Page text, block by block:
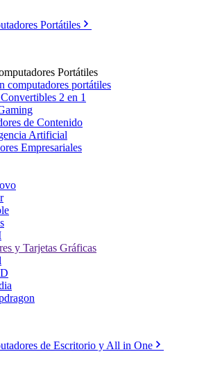
Portátiles
Portátiles
computadores portátiles
2 en 1
de Contenido
Artificial
Empresariales
y Tarjetas Gráficas
de Escritorio y All in One